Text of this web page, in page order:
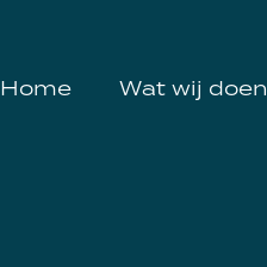
Home Wat wij doen